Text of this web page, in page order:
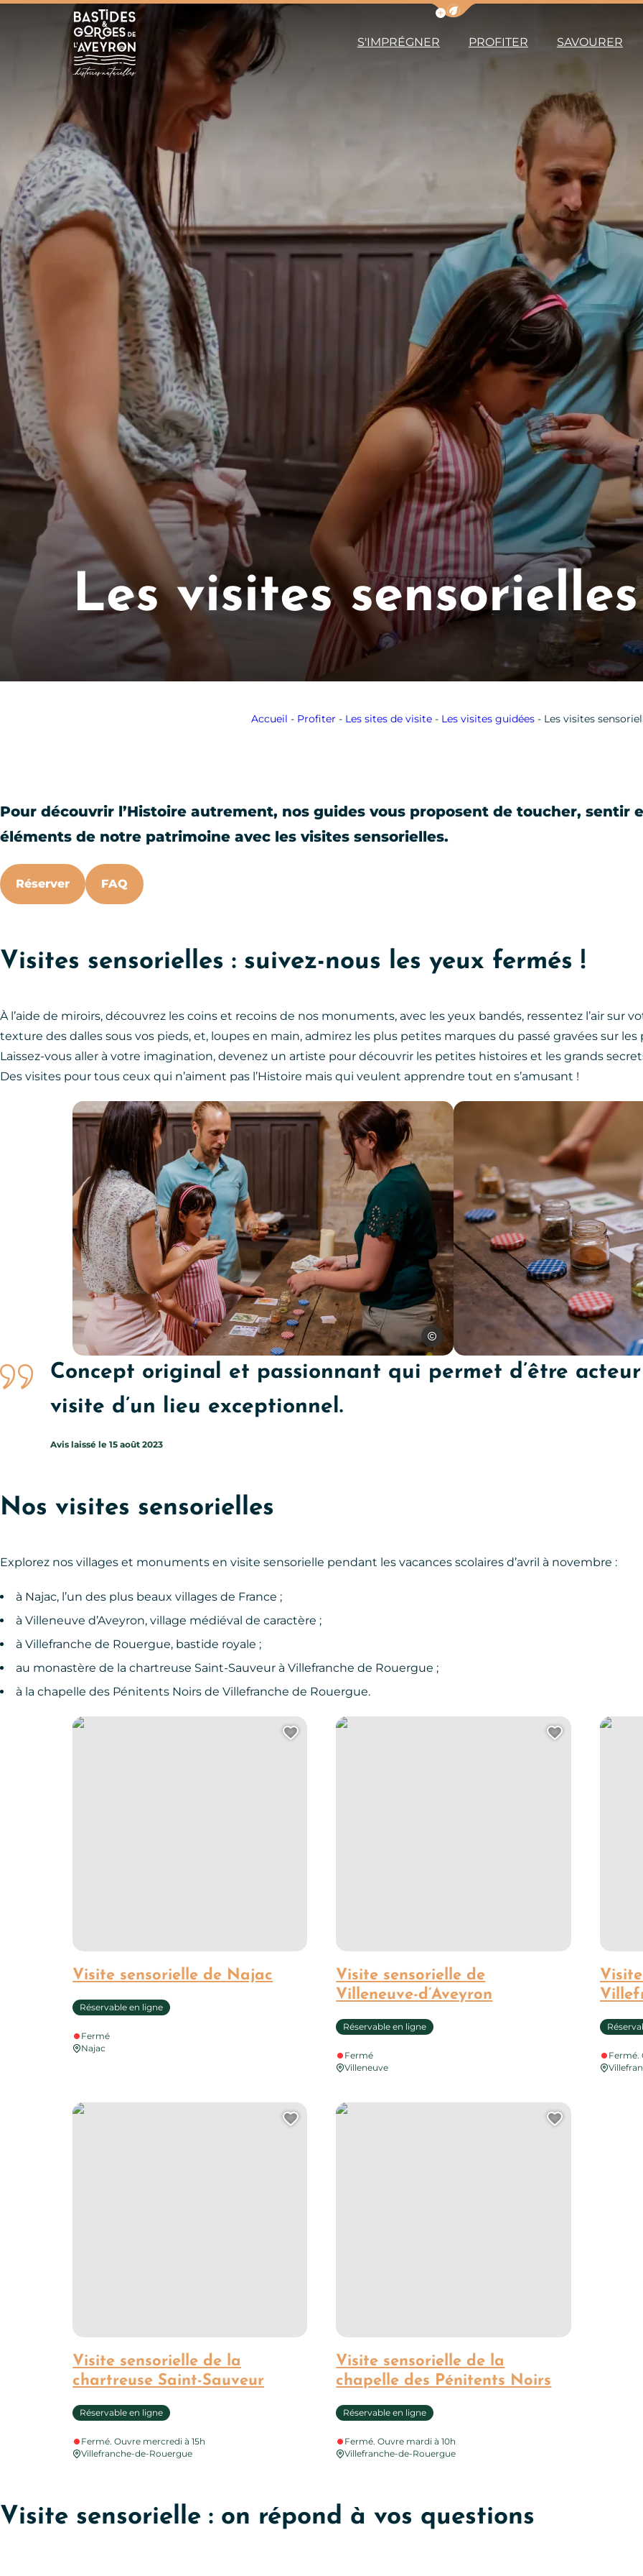
Afficher la barre de navigation du
Bastides et Gorges de l&#039;Aveyron
S'IMPRÉGNER PROFITER SAVOURER
Les visites sensorielles
Accueil - Profiter - Les sites de visite - Les visites guidées - Les visites
Pour découvrir l’Histoire autrement, nos guides vous proposent de toucher, sentir
éléments de notre patrimoine avec les visites sensorielles.
Réserver FAQ
Visites sensorielles : suivez-nous les yeux fermés !
À l’aide de miroirs, découvrez les coins et recoins de nos monuments, avec les yeux bandés, ressentez l’air sur
texture des dalles sous vos pieds, et, loupes en main, admirez les plus petites marques du passé gravées sur les
Laissez-vous aller à votre imagination, devenez un artiste pour découvrir les petites histoires et les grands
Des visites pour tous ceux qui n’aiment pas l’Histoire mais qui veulent apprendre tout en s’amusant !
Visites sensorielles, © Julien Herrero
Julien Herrero
Visites sensorielles, © Julien
Concept original et passionnant qui permet d’être
visite d’un lieu exceptionnel.
Avis laissé le 15 août 2023
Nos visites sensorielles
Explorez nos villages et monuments en visite sensorielle pendant les vacances scolaires d’avril à novembre :
à Najac, l’un des plus beaux villages de France ;
à Villeneuve d’Aveyron, village médiéval de caractère ;
à Villefranche de Rouergue, bastide royale ;
au monastère de la chartreuse Saint-Sauveur à Villefranche de Rouergue ;
à la chapelle des Pénitents Noirs de Villefranche de Rouergue.
Visite sensorielle de Najac
Réservable en ligne
Fermé
Najac
Visite sensorielle de Najac
Ajouter cette page au carnet de voyage ?
Visite sensorielle de
Villeneuve-d’Aveyron
Réservable en ligne
Fermé
Villeneuve
Visite sensorielle de Villeneuve-d’Aveyron
Ajouter
Fermé.
Visite
Visite sensorielle de la
chartreuse Saint-Sauveur
Réservable en ligne
Fermé. Ouvre mercredi à 15h
Villefranche-de-Rouergue
Visite sensorielle de la chartreuse Saint-Sauveur
Ajouter cette page au carnet de voyage ?
Visite sensorielle de la
chapelle des Pénitents Noirs
Réservable en ligne
Fermé. Ouvre mardi à 10h
Villefranche-de-Rouergue
Visite sensorielle de la chapelle des Pénitents Noirs
Ajouter
Visite sensorielle : on répond à vos questions